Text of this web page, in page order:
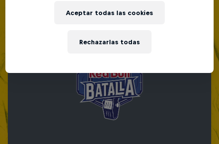
Rechazarlas todas
Aceptar todas las cookies